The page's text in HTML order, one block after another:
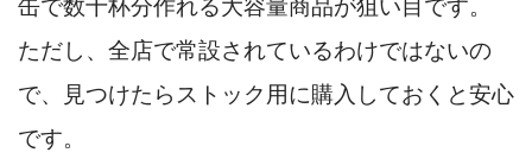
缶で数十杯分作れる大容量商品が狙い目です。
ただし、全店で常設されているわけではないの
で、見つけたらストック用に購入しておくと安心
です。